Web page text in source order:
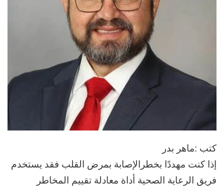
كتب :ماهر بدر
إذا كنت مهددًا بخطرالإصابة بمرض القلب فقد يستخدم
فريق الرعاية الصحية أداة معادلة تقييم المخاطر